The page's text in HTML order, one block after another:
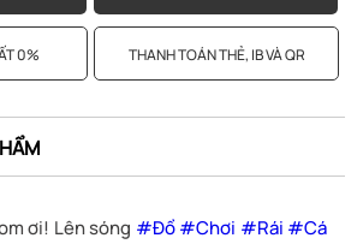
0% THANH TOÁN THẺ, IB VÀ QR
ơi! Lên sóng #Đồ #Chơi #Rái #Cá